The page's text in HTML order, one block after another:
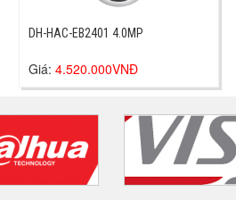
DH-HAC-EB2401 4.0MP
Giá: 4.520.000VNĐ